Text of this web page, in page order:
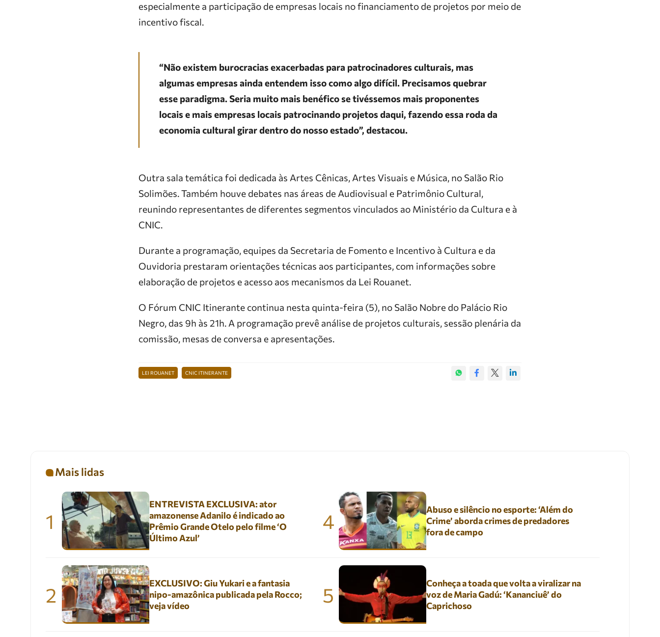
especialmente a participação de empresas locais no financiamento de projetos por meio de
incentivo fiscal.
“Não existem burocracias exacerbadas para patrocinadores culturais, mas
algumas empresas ainda entendem isso como algo difícil. Precisamos quebrar
esse paradigma. Seria muito mais benéfico se tivéssemos mais proponentes
locais e mais empresas locais patrocinando projetos daqui, fazendo essa roda da
economia cultural girar dentro do nosso estado”, destacou.
Outra sala temática foi dedicada às Artes Cênicas, Artes Visuais e Música, no Salão Rio
Solimões. Também houve debates nas áreas de Audiovisual e Patrimônio Cultural,
reunindo representantes de diferentes segmentos vinculados ao Ministério da Cultura e à
CNIC.
Durante a programação, equipes da Secretaria de Fomento e Incentivo à Cultura e da
Ouvidoria prestaram orientações técnicas aos participantes, com informações sobre
elaboração de projetos e acesso aos mecanismos da Lei Rouanet.
O Fórum CNIC Itinerante continua nesta quinta-feira (5), no Salão Nobre do Palácio Rio
Negro, das 9h às 21h. A programação prevê análise de projetos culturais, sessão plenária da
comissão, mesas de conversa e apresentações.
LEI ROUANET CNIC ITINERANTE
Mais lidas
1
ENTREVISTA EXCLUSIVA: ator
amazonense Adanilo é indicado ao
Prêmio Grande Otelo pelo filme ‘O
Último Azul’
2
EXCLUSIVO: Giu Yukari e a fantasia
nipo-amazônica publicada pela Rocco;
veja vídeo
4
Abuso e silêncio no esporte: ‘Além do
Crime’ aborda crimes de predadores
fora de campo
5
Conheça a toada que volta a viralizar na
voz de Maria Gadú: ‘Kananciuê’ do
Caprichoso